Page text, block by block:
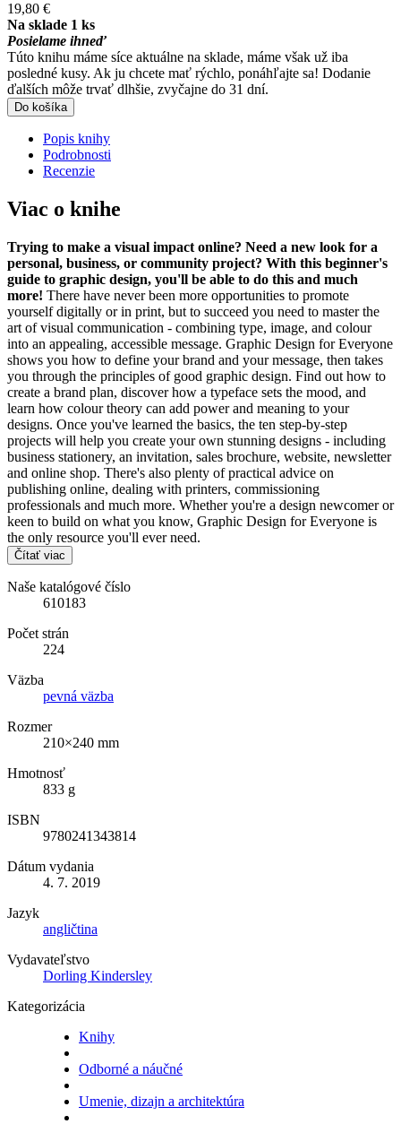
19,80 €
Na sklade 1 ks
Posielame ihneď
Túto knihu máme síce aktuálne na sklade, máme však už iba
posledné kusy. Ak ju chcete mať rýchlo, ponáhľajte sa! Dodanie
ďalších môže trvať dlhšie, zvyčajne do 31 dní.
Do košíka
Popis knihy
Podrobnosti
Recenzie
Viac o knihe
Trying to make a visual impact online? Need a new look for a
personal, business, or community project? With this beginner's
guide to graphic design, you'll be able to do this and much
more! There have never been more opportunities to promote
yourself digitally or in print, but to succeed you need to master the
art of visual communication - combining type, image, and colour
into an appealing, accessible message. Graphic Design for Everyone
shows you how to define your brand and your message, then takes
you through the principles of good graphic design. Find out how to
create a brand plan, discover how a typeface sets the mood, and
learn how colour theory can add power and meaning to your
designs. Once you've learned the basics, the ten step-by-step
projects will help you create your own stunning designs - including
business stationery, an invitation, sales brochure, website, newsletter
and online shop. There's also plenty of practical advice on
publishing online, dealing with printers, commissioning
professionals and much more. Whether you're a design newcomer or
keen to build on what you know, Graphic Design for Everyone is
the only resource you'll ever need.
Čítať viac
Naše katalógové číslo
610183
Počet strán
224
Väzba
pevná väzba
Rozmer
210×240 mm
Hmotnosť
833 g
ISBN
9780241343814
Dátum vydania
4. 7. 2019
Jazyk
angličtina
Vydavateľstvo
Dorling Kindersley
Kategorizácia
Knihy
Odborné a náučné
Umenie, dizajn a architektúra